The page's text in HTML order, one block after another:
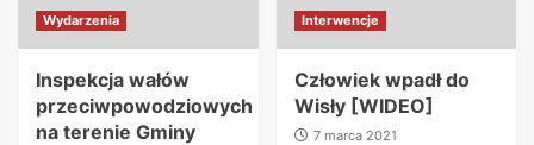
Wydarzenia
Inspekcja wałów
przeciwpowodziowych
na terenie Gminy
Interwencje
Człowiek wpadł do
Wisły [WIDEO]
7 marca 2021